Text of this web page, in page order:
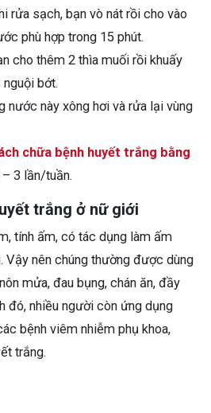
rửa sạch, bạn vò nát rồi cho vào
phù hợp trong 15 phút.
cho thêm 2 thìa muối rồi khuấy
bớt.
nước này xông hơi và rửa lại vùng
chữa bệnh huyết trắng bằng
– 3 lần/tuần.
trắng ở nữ giới
tính ấm, có tác dụng làm ấm
Vậy nên chúng thường được dùng
mửa, đau bụng, chán ăn, đầy
đó, nhiều người còn ứng dụng
bệnh viêm nhiễm phụ khoa,
trắng.